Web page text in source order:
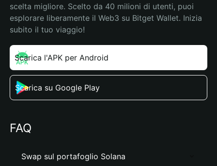
scelta migliore. Scelto da 40 milioni di utenti, puoi
esplorare liberamente il Web3 su Bitget Wallet. Inizia
subito il tuo viaggio!
Scarica l'APK per Android
Scarica su Google Play
FAQ
Swap sul portafoglio Solana